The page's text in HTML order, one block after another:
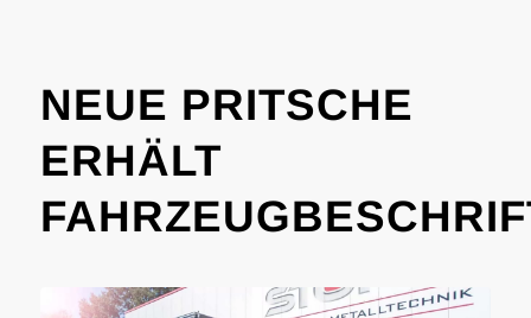
NEUE PRITSCHE
ERHÄLT